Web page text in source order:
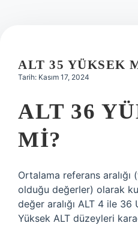
Hakkımızda
ALT 35 YÜKSEK
Tarih: Kasım 17, 2024
ALT 36
MI?
Ortalama referans
olduğu değerler) olarak
değer aralığı ALT 4 ile 36
Yüksek ALT düzeyleri